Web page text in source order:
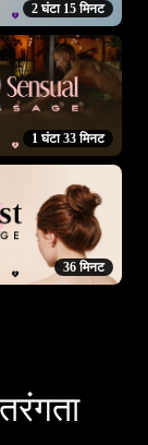
2 घंटा 15 मिनट
1 घंटा 33 मिनट
36 मिनट